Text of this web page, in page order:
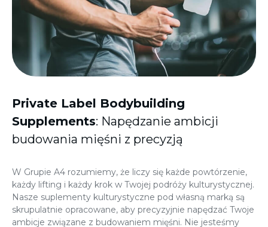
Private Label Bodybuilding
Supplements: Napędzanie ambicji
budowania mięśni z precyzją
W Grupie A4 rozumiemy, że liczy się każde powtórzenie,
każdy lifting i każdy krok w Twojej podróży kulturystycznej.
Nasze suplementy kulturystyczne pod własną marką są
skrupulatnie opracowane, aby precyzyjnie napędzać Twoje
ambicje związane z budowaniem mięśni. Nie jesteśmy